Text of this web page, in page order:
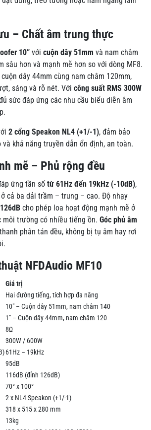
– Chất âm trung thực
10” với cuộn dây 51mm và nam châm
sâu hơn và mạnh mẽ hơn so với dòng MF8.
dây 44mm cùng nam châm 120mm,
sáng và rõ nét. Với công suất RMS 300W
sức đáp ứng các nhu cầu biểu diễn âm
2 cổng Speakon NL4 (+1/-1), đảm bảo
khả năng truyền dẫn ổn định, an toàn.
mẽ – Phủ rộng đều
ứng tần số từ 61Hz đến 19kHz (-10dB),
cả ba dải trầm – trung – cao. Độ nhạy
cho phép loa hoạt động mạnh mẽ ở
môi trường có nhiều tiếng ồn. Góc phủ âm
phân tán đều, không bị tụ âm hay rơi
NFDAudio MF10
Giá trị
Hai đường tiếng, tích hợp đa năng
10" – Cuộn dây 51mm, nam châm 140
1" – Cuộn dây 44mm, nam châm 120
8Ω
300W / 600W
61Hz – 19kHz
95dB
116dB (đỉnh 126dB)
70° x 100°
2 x NL4 Speakon (+1/-1)
318 x 515 x 280 mm
13kg